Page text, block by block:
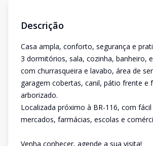
Descrição
Casa ampla, conforto, segurança e
3 dormitórios, sala, cozinha, banheiro,
com churrasqueira e lavabo, área de
garagem cobertas, canil, pátio frente e
arborizado.
Localizada próximo à BR-116, com
mercados, farmácias, escolas e
Venha conhecer, agende a sua visita!